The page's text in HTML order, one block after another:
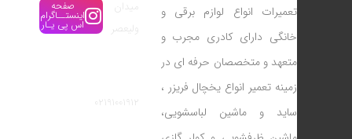
تعمیرات انواع لوازم برقی و
خانگی دارای کادری مجرب و
متعهد و متخصصان حرفه ای در
زمینه تعمیر انواع یخچال فریزر ،
ساید و ماشین لباسشویی،
میدان
ولیعصر
02191001912
صفحه
اینستــاگرام
اس پی یـار